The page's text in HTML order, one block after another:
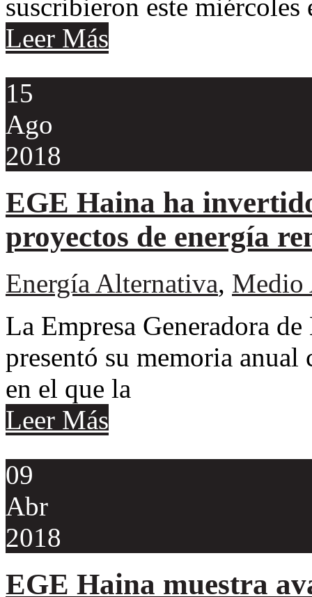
suscribieron este miércoles
Leer Más
15
Ago
2018
EGE Haina ha
proyectos de energía
Energía Alternativa, Medio
La Empresa Generadora
presentó su memoria
en el que la
Leer Más
09
Abr
2018
EGE Haina muestra